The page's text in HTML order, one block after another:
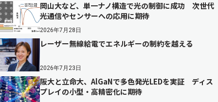
岡山大など、単一ナノ構造で光の制御に成功 次世代
光通信やセンサーへの応用に期待
2026年7月28日
レーザー無線給電でエネルギーの制約を越える
2026年7月23日
阪大と立命大、AlGaNで多色発光LEDを実証 ディス
プレイの小型・高精密化に期待